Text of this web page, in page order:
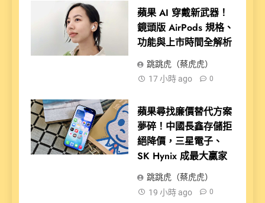
蘋果 AI 穿戴新武器！
鏡頭版 AirPods 規格、
功能與上市時間全解析
跳跳虎（蔡虎虎）
17 小時 ago
0
蘋果尋找廉價替代方案
夢碎！中國長鑫存儲拒
絕降價，三星電子、
SK Hynix 成最大贏家
跳跳虎（蔡虎虎）
19 小時 ago
0